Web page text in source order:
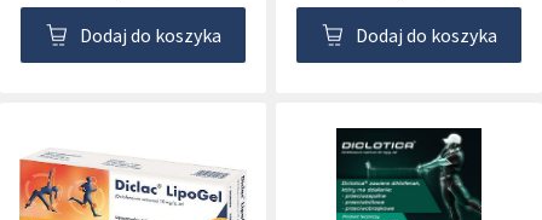
Dodaj do koszyka Dodaj do koszyka